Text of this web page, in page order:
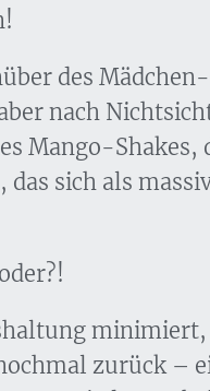
des
nach
Mango-Shakes,
sich als
minimiert,
zurück –